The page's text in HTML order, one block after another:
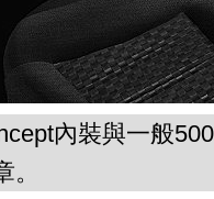
內裝與一般